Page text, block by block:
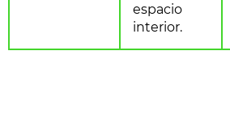
espacio
interior.